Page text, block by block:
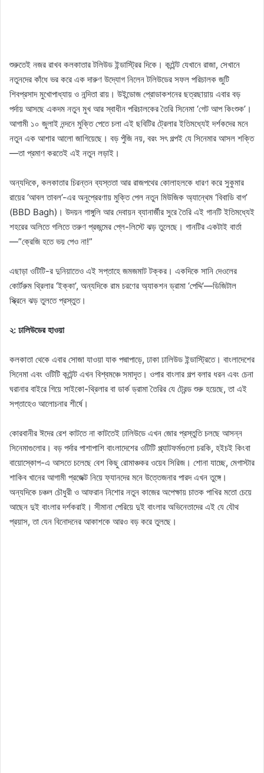
শুরুতেই নজর রাখব কলকাতার টলিউড ইন্ডাস্ট্রির দিকে। কন্টেন্ট যেখানে রাজা, সেখানে
নতুনদের কাঁধে ভর করে এক দারুণ উদ্যোগ নিলেন টলিউডের সফল পরিচালক জুটি
শিবপ্রসাদ মুখোপাধ্যায় ও নন্দিতা রায়। উইন্ডোজ প্রোডাকশনের ছত্রছায়ায় এবার বড়
পর্দায় আসছে একদম নতুন মুখ আর স্বাধীন পরিচালকের তৈরি সিনেমা ‘গেট আপ কিংশুক’।
আগামী ১০ জুলাই নন্দনে মুক্তি পেতে চলা এই ছবিটির ট্রেলার ইতিমধ্যেই দর্শকদের মনে
নতুন এক আশার আলো জাগিয়েছে। বড় পুঁজি নয়, বরং সৎ গল্পই যে সিনেমার আসল শক্তি
—তা প্রমাণ করতেই এই নতুন লড়াই।
অন্যদিকে, কলকাতার চিরন্তন ব্যস্ততা আর রাজপথের কোলাহলকে ধারণ করে সুকুমার
রায়ের ‘আবল তাবল’-এর অনুপ্রেরণায় মুক্তি পেল নতুন মিউজিক অ্যান্থেম ‘বিবাডি বাগ’
(BBD Bagh)। উদয়ন গাঙ্গুলি আর দেবায়ন ব্যানার্জীর সুরে তৈরি এই গানটি ইতিমধ্যেই
শহরের অলিতে গলিতে তরুণ প্রজন্মের প্লে-লিস্টে ঝড় তুলেছে। গানটির একটাই বার্তা
—”ক্রেজি হতে ভয় পেও না!”
এছাড়া ওটিটি-র দুনিয়াতেও এই সপ্তাহে জমজমাট টক্কর। একদিকে সানি দেওলের
কোর্টরুম থ্রিলার ‘ইক্কা’, অন্যদিকে রাম চরণের অ্যাকশন ড্রামা ‘পেদ্দি’—ডিজিটাল
স্ক্রিনে ঝড় তুলতে প্রস্তুত।
২: ঢালিউডের হাওয়া
কলকাতা থেকে এবার সোজা যাওয়া যাক পদ্মাপাড়ে, ঢাকা ঢালিউড ইন্ডাস্ট্রিতে। বাংলাদেশের
সিনেমা এবং ওটিটি কন্টেন্ট এখন বিশ্বমঞ্চে সমাদৃত। ওপার বাংলার গল্প বলার ধরন এবং চেনা
ঘরানার বাইরে গিয়ে সাইকো-থ্রিলার বা ডার্ক ড্রামা তৈরির যে ট্রেন্ড শুরু হয়েছে, তা এই
সপ্তাহেও আলোচনার শীর্ষে।
কোরবানীর ঈদের রেশ কাটতে না কাটতেই ঢালিউডে এখন জোর প্রস্তুতি চলছে আসন্ন
সিনেমাগুলোর। বড় পর্দার পাশাপাশি বাংলাদেশের ওটিটি প্ল্যাটফর্মগুলো চরকি, হইচই কিংবা
বায়োস্কোপ-এ আসতে চলেছে বেশ কিছু রোমাঞ্চকর ওয়েব সিরিজ। শোনা যাচ্ছে, মেগাস্টার
শাকিব খানের আগামী প্রজেক্ট নিয়ে ফ্যানদের মনে উত্তেজনার পারদ এখন তুঙ্গে।
অন্যদিকে চঞ্চল চৌধুরী ও আফরান নিশোর নতুন কাজের অপেক্ষায় চাতক পাখির মতো চেয়ে
আছেন দুই বাংলার দর্শকরাই। সীমানা পেরিয়ে দুই বাংলার অভিনেতাদের এই যে যৌথ
প্রয়াস, তা যেন বিনোদনের আকাশকে আরও বড় করে তুলছে।